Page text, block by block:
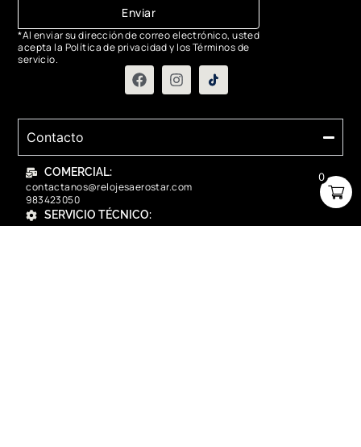
0
Enviar
*Al enviar su dirección de correo electrónico, usted
acepta la Política de privacidad y los Términos de
servicio.
Contacto
COMERCIAL:
contactanos@relojesaerostar.com
983423050
SERVICIO TÉCNICO:
contactanos@relojesaerostar.com